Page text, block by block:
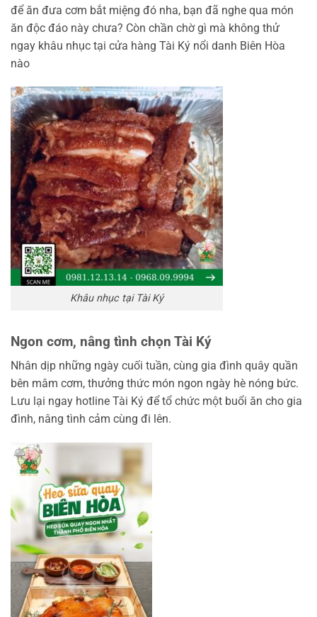
để ăn đưa cơm bắt miệng đó nha, bạn đã nghe qua món
ăn độc đáo này chưa? Còn chần chờ gì mà không thử
ngay khâu nhục tại cửa hàng Tài Ký nổi danh Biên Hòa
nào
Khâu nhục tại Tài Ký
Ngon cơm, nâng tình chọn Tài Ký
Nhân dịp những ngày cuối tuần, cùng gia đình quây quần
bên mâm cơm, thưởng thức món ngon ngày hè nóng bức.
Lưu lại ngay hotline Tài Ký để tổ chức một buổi ăn cho gia
đình, nâng tình cảm cùng đi lên.